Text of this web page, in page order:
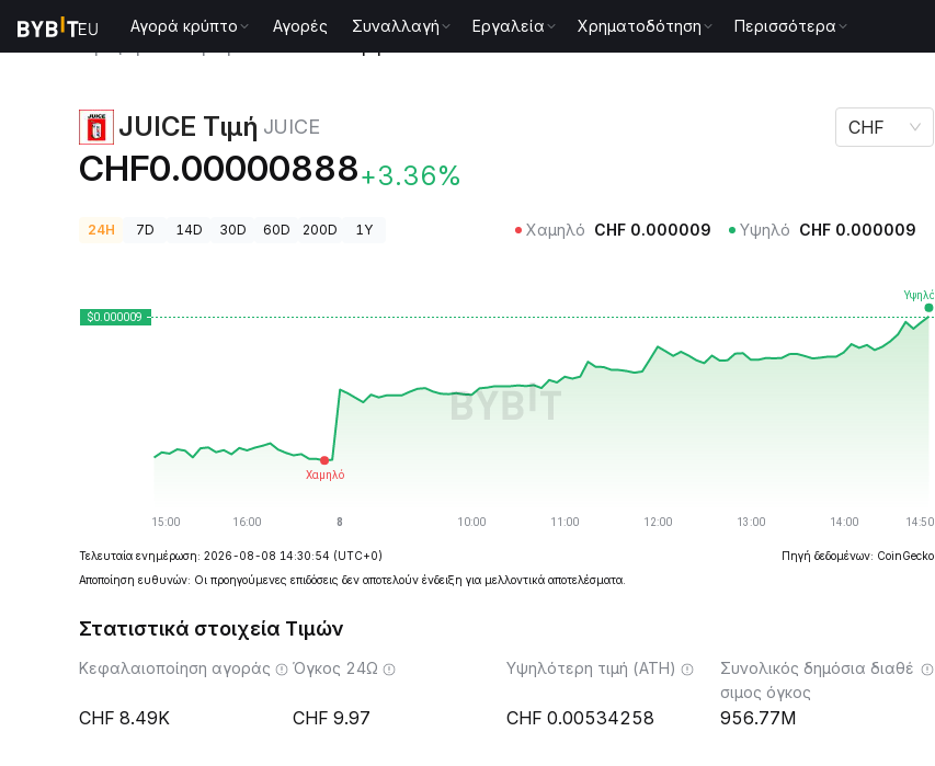
Αγορά κρύπτο Αγορές Συναλλαγή Εργαλεία Χρηματοδότηση Περισσότερα
JUICE Τιμή JUICE
CHF0.00000888+3.36%
CHF
24H 7D 14D 30D 60D 200D 1Y Χαμηλό CHF 0.000009 Υψηλό CHF 0.000009
Τελευταία ενημέρωση: 2026-08-08 14:30:54 (UTC+0)
Πηγή δεδομένων: CoinGecko
Αποποίηση ευθυνών: Οι προηγούμενες επιδόσεις δεν αποτελούν ένδειξη για μελλοντικά αποτελέσματα.
Στατιστικά στοιχεία Τιμών
Κεφαλαιοποίηση αγοράς
8.49K
Όγκος 24Ω
9.97
Υψηλότερη τιμή (ATH)
0.00534258
Συνολικός δημόσια διαθέ
σιμος όγκος
956.77M